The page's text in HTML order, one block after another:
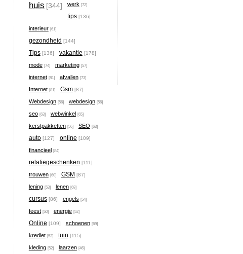
huis [344] werk [72]
tips [136]
interieur [61]
gezondheid [144]
Tips [136] vakantie [178]
mode [74] marketing [57]
internet [81] afvallen [73]
Internet [81] Gsm [87]
Webdesign [56] webdesign [56]
seo [63] webwinkel [65]
kerstpakketten [56] SEO [63]
auto [127] online [109]
financieel [84]
relatiegeschenken [111]
trouwen [60] GSM [87]
lening [53] lenen [68]
cursus [86] engels [54]
feest [50] energie [52]
Online [109] schoenen [69]
krediet [53] tuin [115]
kleding [52] laarzen [46]